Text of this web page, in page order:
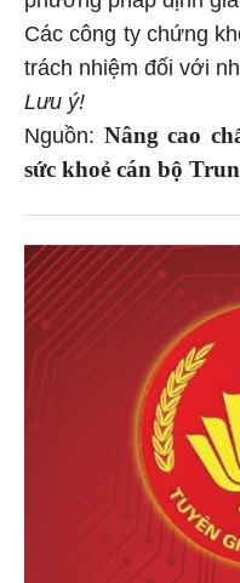
Các công ty chứng
trách nhiệm đối với
Lưu ý!
Nguồn: Nâng cao
sức khoẻ cán bộ